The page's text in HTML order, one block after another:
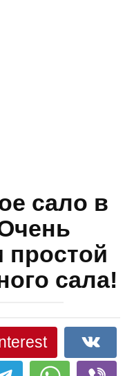
сало в
простой
сала!